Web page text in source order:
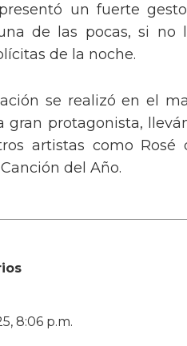
un fuerte
de las pocas, si no
de la noche.
se realizó en el
gran protagonista,
artistas como Rosé
del Año.
8:06 p.m.